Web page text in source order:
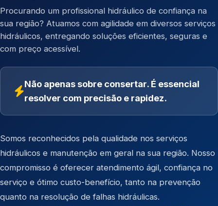
Procurando um profissional hidráulico de confiança na
sua região? Atuamos com agilidade em diversos serviços
hidráulicos, entregando soluções eficientes, seguras e
com preço acessível.
Não apenas sobre consertar. É essencial
resolver com precisão e rapidez.
Somos reconhecidos pela qualidade nos serviços
hidráulicos e manutenção em geral na sua região. Nosso
compromisso é oferecer atendimento ágil, confiança no
serviço e ótimo custo-benefício, tanto na prevenção
quanto na resolução de falhas hidráulicas.